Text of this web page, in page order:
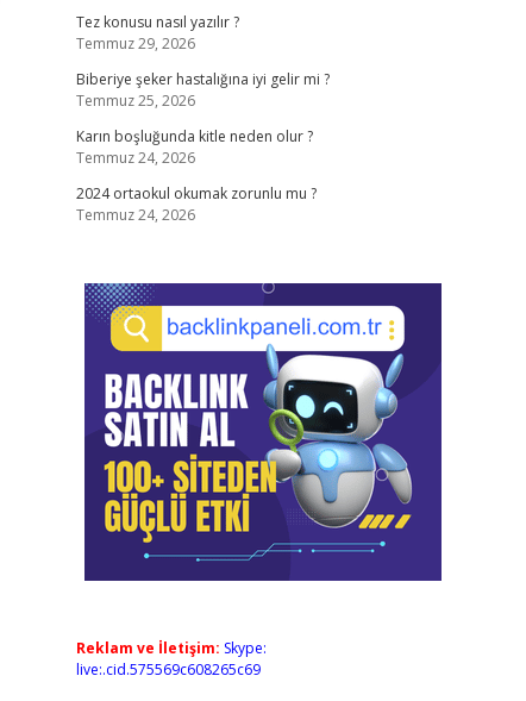
Tez konusu nasıl yazılır ?
Temmuz 29, 2026
Biberiye şeker hastalığına iyi gelir mi ?
Temmuz 25, 2026
Karın boşluğunda kitle neden olur ?
Temmuz 24, 2026
2024 ortaokul okumak zorunlu mu ?
Temmuz 24, 2026
Reklam ve İletişim: Skype:
live:.cid.575569c608265c69